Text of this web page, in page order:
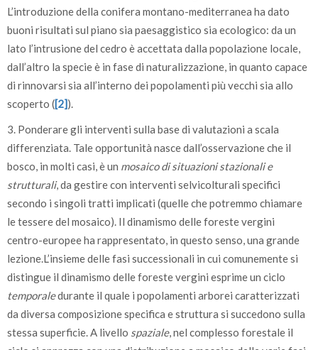
L’introduzione della conifera montano-mediterranea ha dato
buoni risultati sul piano sia paesaggistico sia ecologico: da un
lato l’intrusione del cedro è accettata dalla popolazione locale,
dall’altro la specie è in fase di naturalizzazione, in quanto capace
di rinnovarsi sia all’interno dei popolamenti più vecchi sia allo
scoperto ([2]).
3. Ponderare gli interventi sulla base di valutazioni a scala
differenziata. Tale opportunità nasce dall’osservazione che il
bosco, in molti casi, è un mosaico di situazioni stazionali e
strutturali, da gestire con interventi selvicolturali specifici
secondo i singoli tratti implicati (quelle che potremmo chiamare
le tessere del mosaico). Il dinamismo delle foreste vergini
centro-europee ha rappresentato, in questo senso, una grande
lezione.L’insieme delle fasi successionali in cui comunemente si
distingue il dinamismo delle foreste vergini esprime un ciclo
temporaledurante il quale i popolamenti arborei caratterizzati
da diversa composizione specifica e struttura si succedono sulla
stessa superficie. A livello spaziale, nel complesso forestale il